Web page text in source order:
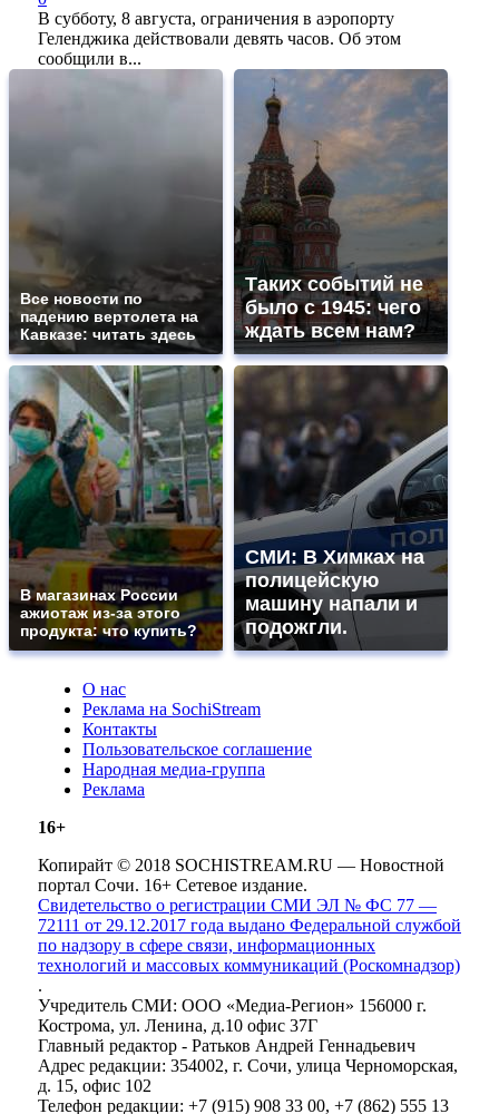
В субботу, 8 августа, ограничения в аэропорту
Геленджика действовали девять часов. Об этом
сообщили в...
Все новости по
падению вертолета на
Кавказе: читать здесь
Таких событий не
было с 1945: чего
ждать всем нам?
В магазинах России
ажиотаж из-за этого
продукта: что купить?
СМИ: В Химках на
полицейскую
машину напали и
подожгли.
О нас
Реклама на SochiStream
Контакты
Пользовательское соглашение
Народная медиа-группа
Реклама
16+
Копирайт © 2018 SOCHISTREAM.RU — Новостной
портал Сочи. 16+ Сетевое издание.
Свидетельство о регистрации СМИ ЭЛ № ФС 77 —
72111 от 29.12.2017 года выдано Федеральной службой
по надзору в сфере связи, информационных
технологий и массовых коммуникаций (Роскомнадзор)
.
Учредитель СМИ: ООО «Медиа-Регион» 156000 г.
Кострома, ул. Ленина, д.10 офис 37Г
Главный редактор - Ратьков Андрей Геннадьевич
Адрес редакции: 354002, г. Сочи, улица Черноморская,
д. 15, офис 102
Телефон редакции: +7 (915) 908 33 00, +7 (862) 555 13